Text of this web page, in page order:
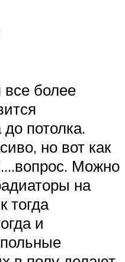
более
потолка.
но вот как
Можно
на
тогда
и